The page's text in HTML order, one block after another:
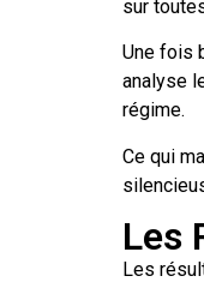
sur
Une fois
analyse
régime.
Ce qui
Les
Les